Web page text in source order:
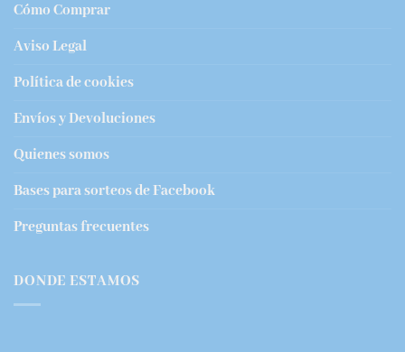
Cómo Comprar
Aviso Legal
Política de cookies
Envíos y Devoluciones
Quienes somos
Bases para sorteos de Facebook
Preguntas frecuentes
DONDE ESTAMOS